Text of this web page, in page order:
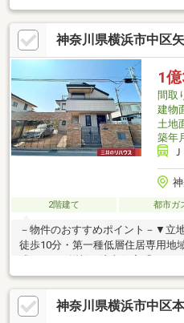
る)・LD含む4部屋は3面採光を確
多目的に利用可能・各洋室・和室
玄関は上部吹抜け仕様・カーポー
環境・まいばすけっと山手駅前通
立立野小学校 徒歩9分(約720m)■
します ━━━━━・・・物件の詳細
わせください。
神奈川県横浜市中区
1
間取
建物
土地
築年
2階建て 都市ガ
－物件のおすすめポイント－▼立
徒歩10分・第一種低層住居専用地
2階LDKは広々約20.7帖・玄関・
を2ヶ所に配置・3面にキャンティ
計・WIC等、随所に収納有・屋上
神奈川県横浜市中区